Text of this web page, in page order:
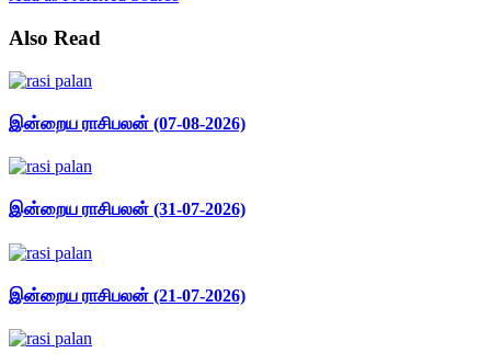
Also Read
இன்றைய ராசிபலன் (07-08-2026)
இன்றைய ராசிபலன் (31-07-2026)
இன்றைய ராசிபலன் (21-07-2026)